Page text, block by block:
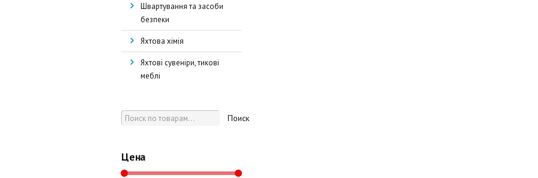
Швартування та засоби
безпеки
Яхтова хімія
Яхтові сувеніри, тикові
меблі
Поиск
Цена